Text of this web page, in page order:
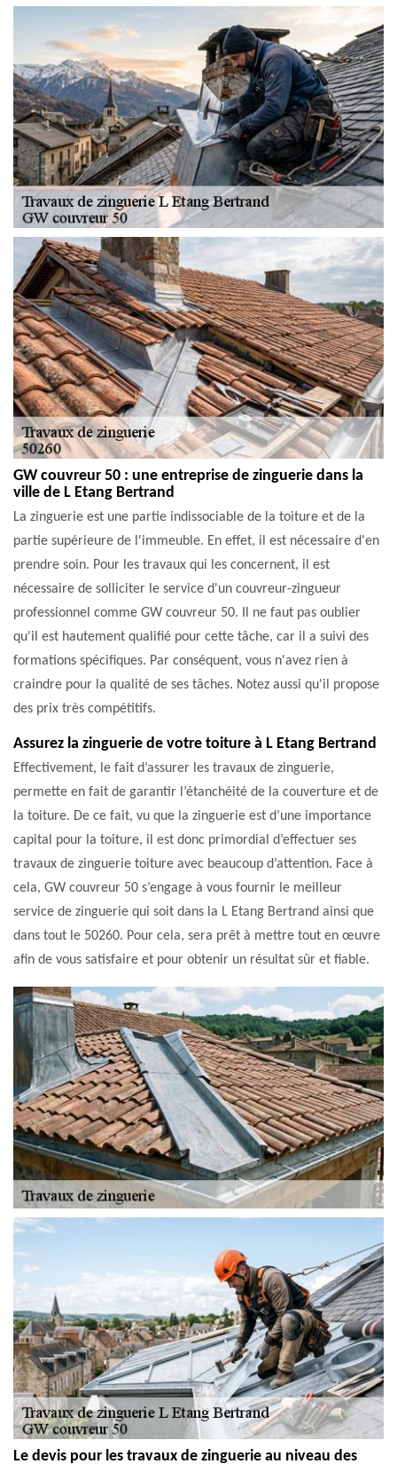
GW couvreur 50 : une entreprise de zinguerie dans la
ville de L Etang Bertrand
La zinguerie est une partie indissociable de la toiture et de la
partie supérieure de l'immeuble. En effet, il est nécessaire d'en
prendre soin. Pour les travaux qui les concernent, il est
nécessaire de solliciter le service d'un couvreur-zingueur
professionnel comme GW couvreur 50. Il ne faut pas oublier
qu'il est hautement qualifié pour cette tâche, car il a suivi des
formations spécifiques. Par conséquent, vous n'avez rien à
craindre pour la qualité de ses tâches. Notez aussi qu'il propose
des prix très compétitifs.
Assurez la zinguerie de votre toiture à L Etang Bertrand
Effectivement, le fait d’assurer les travaux de zinguerie,
permette en fait de garantir l’étanchéité de la couverture et de
la toiture. De ce fait, vu que la zinguerie est d’une importance
capital pour la toiture, il est donc primordial d’effectuer ses
travaux de zinguerie toiture avec beaucoup d’attention. Face à
cela, GW couvreur 50 s’engage à vous fournir le meilleur
service de zinguerie qui soit dans la L Etang Bertrand ainsi que
dans tout le 50260. Pour cela, sera prêt à mettre tout en œuvre
afin de vous satisfaire et pour obtenir un résultat sûr et fiable.
Le devis pour les travaux de zinguerie au niveau des